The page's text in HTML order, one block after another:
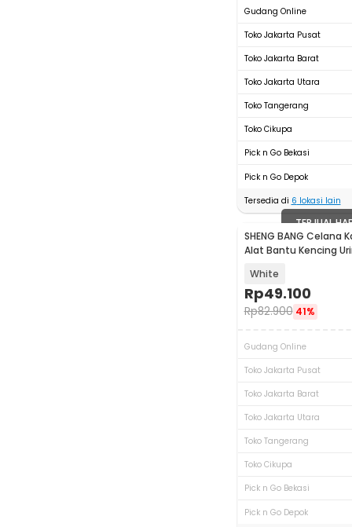
Gudang Online
Toko Jakarta Pusat
Toko Jakarta Barat
Toko Jakarta Utara
Toko Tangerang
Toko Cikupa
Pick n Go Bekasi
Pick n Go Depok
Tersedia di 6 lokasi lain
TERJUAL
SHENG BANG Celana
Alat Bantu Kencing
White
Rp49.100
Rp82.900 41%
Gudang Online
Toko Jakarta Pusat
Toko Jakarta Barat
Toko Jakarta Utara
Toko Tangerang
Toko Cikupa
Pick n Go Bekasi
Pick n Go Depok